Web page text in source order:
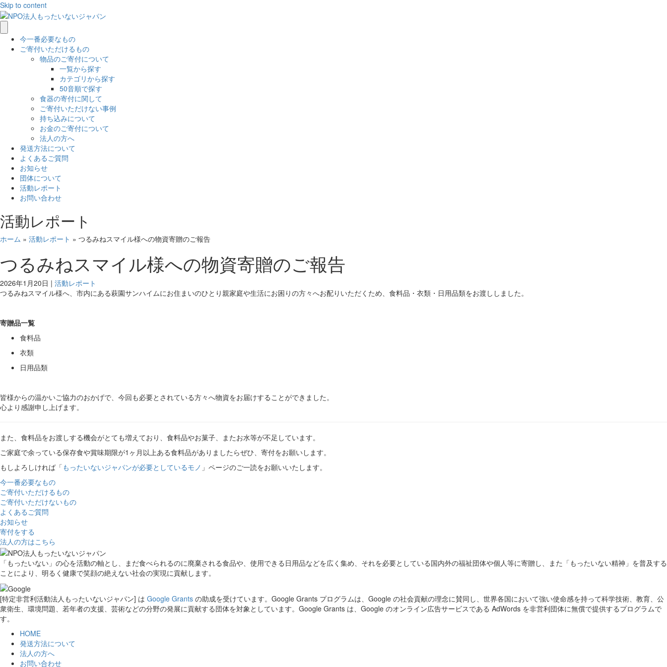
Skip to content
今一番必要なもの
ご寄付いただけるもの
物品のご寄付について
一覧から探す
カテゴリから探す
50音順で探す
食器の寄付に関して
ご寄付いただけない事例
持ち込みについて
お金のご寄付について
法人の方へ
発送方法について
よくあるご質問
お知らせ
団体について
活動レポート
お問い合わせ
活動レポート
ホーム » 活動レポート » つるみねスマイル様への物資寄贈のご報告
つるみねスマイル様への物資寄贈のご報告
2026年1月20日 | 活動レポート
つるみねスマイル様へ、市内にある萩園サンハイムにお住まいのひとり親家庭や生活にお困りの方々へお配りいただくため、食料品・衣類・日用品類をお渡ししました。
寄贈品一覧
食料品
衣類
日用品類
皆様からの温かいご協力のおかげで、今回も必要とされている方々へ物資をお届けすることができました。
心より感謝申し上げます。
また、食料品をお渡しする機会がとても増えており、食料品やお菓子、またお水等が不足しています。
ご家庭で余っている保存食や賞味期限が1ヶ月以上ある食料品がありましたらぜひ、寄付をお願いします。
もしよろしければ「もったいないジャパンが必要としているモノ 」ページのご一読をお願いいたします。
今一番必要なもの
ご寄付いただけるもの
ご寄付いただけないもの
よくあるご質問
お知らせ
寄付をする
法人の方はこちら
「もったいない」の心を活動の軸とし、まだ食べられるのに廃棄される食品や、使用できる日用品などを広く集め、それを必要としている国内外の福祉団体や個人等に寄贈し、また「もったいない精神」を普及する
ことにより、明るく健康で笑顔の絶えない社会の実現に貢献します。
[特定非営利活動法人もったいないジャパン] は Google Grants の助成を受けています。Google Grants プログラムは、Google の社会貢献の理念に賛同し、世界各国において強い使命感を持って科学技術、教育、公
衆衛生、環境問題、若年者の支援、芸術などの分野の発展に貢献する団体を対象としています。Google Grants は、Google のオンライン広告サービスである AdWords を非営利団体に無償で提供するプログラムで
す。
HOME
発送方法について
法人の方へ
お問い合わせ